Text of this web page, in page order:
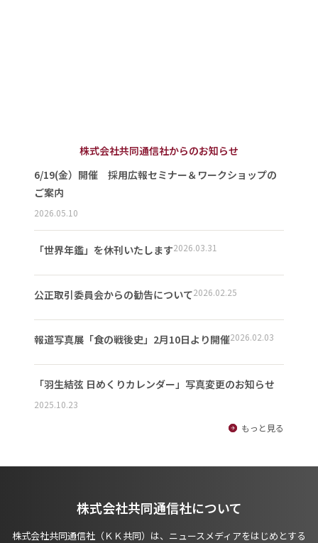
株式会社共同通信社からのお知らせ
6/19(金）開催 採用広報セミナー＆ワークショップの
ご案内
2026.05.10
「世界年鑑」を休刊いたします2026.03.31
公正取引委員会からの勧告について2026.02.25
報道写真展「食の戦後史」2月10日より開催2026.02.03
「羽生結弦 日めくりカレンダー」写真変更のお知らせ
2025.10.23
もっと見る
株式会社共同通信社について
株式会社共同通信社（ＫＫ共同）は、ニュースメディアをはじめとする